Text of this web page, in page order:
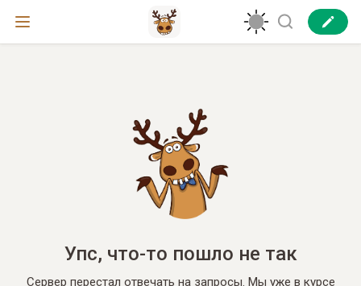
Упс, что-то пошло не так
Сервер перестал отвечать на запросы. Мы уже в курсе